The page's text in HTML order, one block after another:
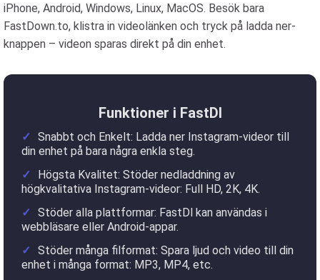
iPhone, Android, Windows, Linux, MacOS. Besök bara
FastDown.to, klistra in videolänken och tryck på ladda ner-
knappen – videon sparas direkt på din enhet.
Funktioner i FastDl
Snabbt och Enkelt: Ladda ner Instagram-videor till
din enhet på bara några enkla steg.
Högsta Kvalitet: Stöder nedladdning av
högkvalitativa Instagram-videor: Full HD, 2K, 4K.
Stöder alla plattformar: FastDl kan användas i
webbläsare eller Android-appar.
Stöder många filformat: Spara ljud och video till din
enhet i många format: MP3, MP4, etc.